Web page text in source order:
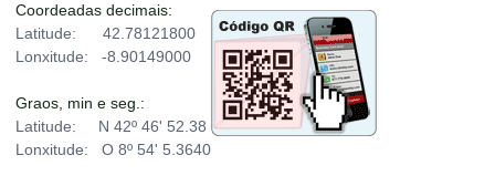
Coordeadas decimais:
Latitude: 42.78121800
Lonxitude: -8.90149000
Graos, min e seg.:
Latitude: N 42º 46' 52.38
Lonxitude: O 8º 54' 5.3640